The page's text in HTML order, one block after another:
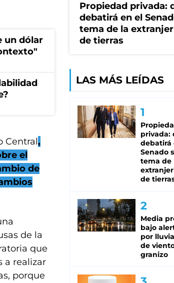
un dólar
Central,
el
de
de la
que
a realizar
porque
Propiedad privada:
debatirá en el
tema de la
de tierras
LAS MÁS LEÍDAS
privada:
debatirá
Senado
tema de
de
Media
bajo
por
de
granizo